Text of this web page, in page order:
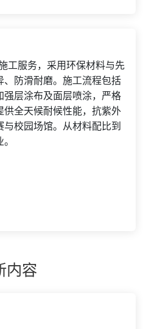
工服务，采用环保材料与先
防滑耐磨。施工流程包括
层涂布及面层喷涂，严格
全天候耐候性能，抗紫外
校园场馆。从材料配比到
内容